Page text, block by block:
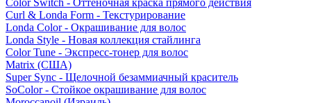
Color Switch - Оттеночная краска прямого действия
Curl & Londa Form - Текстурирование
Londa Color - Окрашивание для волос
Londa Style - Новая коллекция стайлинга
Color Tune - Экспресс-тонер для волос
Matrix (США)
Super Sync - Щелочной безаммиачный краситель
SoColor - Стойкое окрашивание для волос